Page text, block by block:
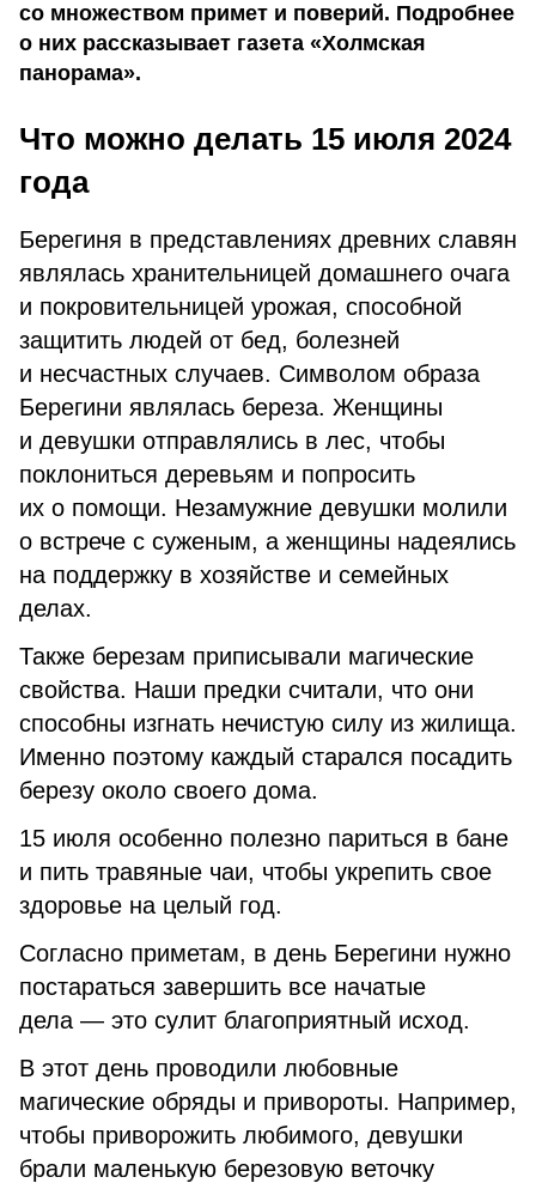
со множеством примет и поверий. Подробнее
о них рассказывает газета «Холмская
панорама».
Что можно делать 15 июля 2024
года
Берегиня в представлениях древних славян
являлась хранительницей домашнего очага
и покровительницей урожая, способной
защитить людей от бед, болезней
и несчастных случаев. Символом образа
Берегини являлась береза. Женщины
и девушки отправлялись в лес, чтобы
поклониться деревьям и попросить
их о помощи. Незамужние девушки молили
о встрече с суженым, а женщины надеялись
на поддержку в хозяйстве и семейных
делах.
Также березам приписывали магические
свойства. Наши предки считали, что они
способны изгнать нечистую силу из жилища.
Именно поэтому каждый старался посадить
березу около своего дома.
15 июля особенно полезно париться в бане
и пить травяные чаи, чтобы укрепить свое
здоровье на целый год.
Согласно приметам, в день Берегини нужно
постараться завершить все начатые
дела — это сулит благоприятный исход.
В этот день проводили любовные
магические обряды и привороты. Например,
чтобы приворожить любимого, девушки
брали маленькую березовую веточку